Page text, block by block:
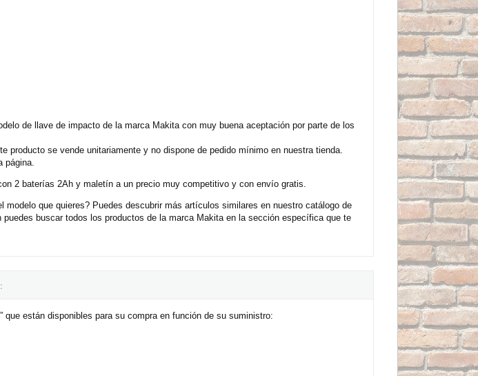
de llave de impacto de la marca Makita con muy buena aceptación por parte de los
producto se vende unitariamente y no dispone de pedido mínimo en nuestra tienda.
página.
2 baterías 2Ah y maletín a un precio muy competitivo y con envío gratis.
que quieres? Puedes descubrir más artículos similares en nuestro catálogo de
buscar todos los productos de la marca Makita en la sección específica que te
están disponibles para su compra en función de su suministro: